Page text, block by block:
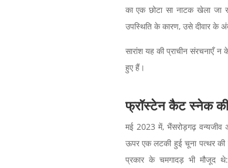
का एक छोटा सा नाटक खेला जा
उपस्थिति के कारण, उसे दीवार के
सारांश यह की प्राचीन संरचनाएँ
हुए हैं।
फ्रॉस्टेन कैट स्नेक
मई 2023 में, भैंसरोड़गढ़ वन्यजीव
ऊपर एक लटकी हुई चूना पत्थर की
प्रकार के चमगादड़ भी मौजूद